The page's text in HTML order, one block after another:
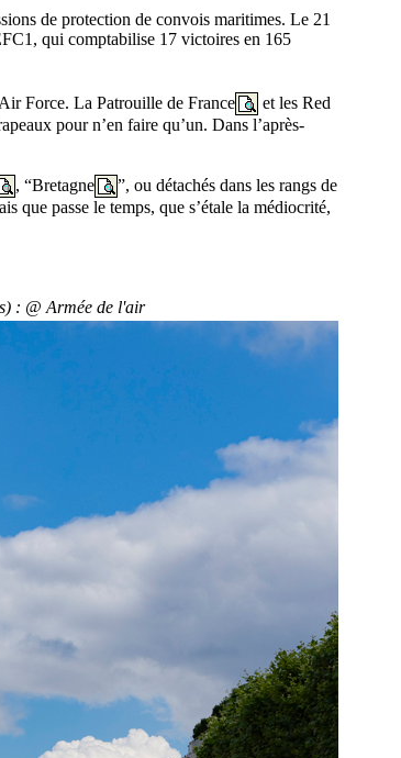
de protection de convois maritimes. Le 21
qui comptabilise 17 victoires en 165
Force. La Patrouille de France
et les Red
pour n’en faire qu’un. Dans l’après-
, “Bretagne
”, ou détachés dans les rangs de
que passe le temps, que s’étale la médiocrité,
: @ Armée de l'air